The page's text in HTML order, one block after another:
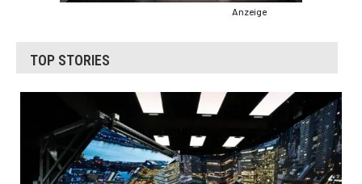
Anzeige
TOP STORIES